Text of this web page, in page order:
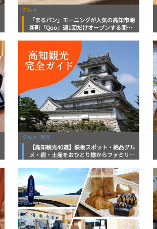
グルメ
「まるパン」モーニングが人気の高知市潮
新町「Qoo」週1回だけオープンする間借
グルメ, 観光
【高知観光40選】鉄板スポット・絶品グル
メ・宿・土産をおひとり様からファミリー